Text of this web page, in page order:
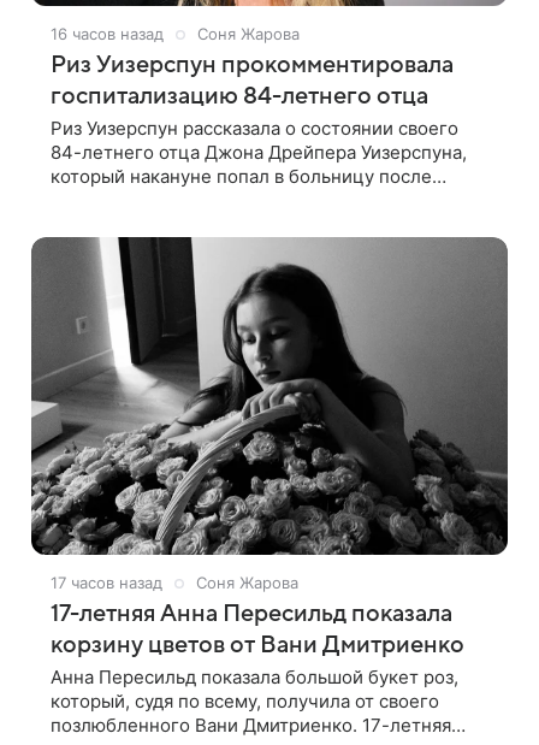
16 часов назад Соня Жарова
Риз Уизерспун прокомментировала
госпитализацию 84-летнего отца
Риз Уизерспун рассказала о состоянии своего
84-летнего отца Джона Дрейпера Уизерспуна,
который накануне попал в больницу после
17 часов назад Соня Жарова
17-летняя Анна Пересильд показала
корзину цветов от Вани Дмитриенко
Анна Пересильд показала большой букет роз,
который, судя по всему, получилa от своего
позлюбленного Вани Дмитриенко. 17-летняя